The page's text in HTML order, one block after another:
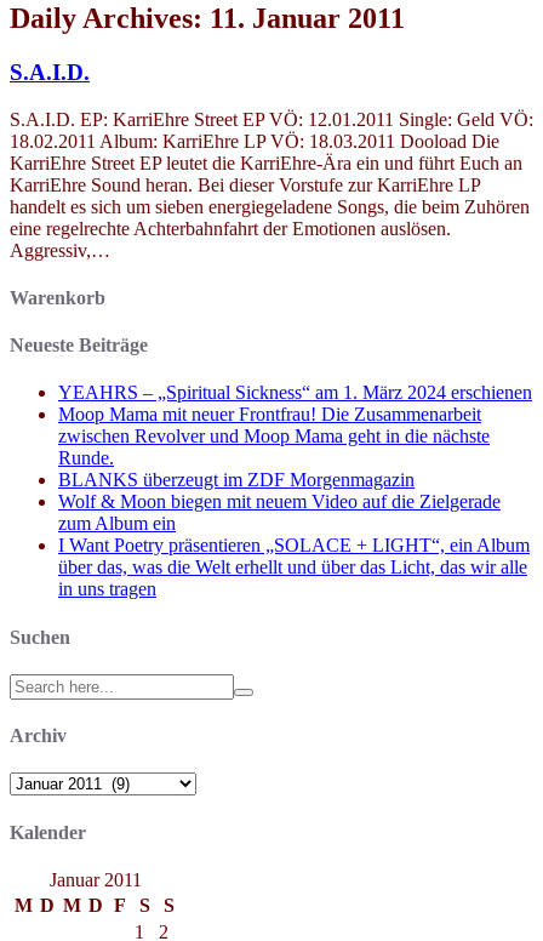
Daily Archives: 11. Januar 2011
S.A.I.D.
S.A.I.D. EP: KarriEhre Street EP VÖ: 12.01.2011 Single: Geld VÖ:
18.02.2011 Album: KarriEhre LP VÖ: 18.03.2011 Dooload Die
KarriEhre Street EP leutet die KarriEhre-Ära ein und führt Euch an
KarriEhre Sound heran. Bei dieser Vorstufe zur KarriEhre LP
handelt es sich um sieben energiegeladene Songs, die beim Zuhören
eine regelrechte Achterbahnfahrt der Emotionen auslösen.
Aggressiv,…
Warenkorb
Neueste Beiträge
YEAHRS – „Spiritual Sickness“ am 1. März 2024 erschienen
Moop Mama mit neuer Frontfrau! Die Zusammenarbeit
zwischen Revolver und Moop Mama geht in die nächste
Runde.
BLANKS überzeugt im ZDF Morgenmagazin
Wolf & Moon biegen mit neuem Video auf die Zielgerade
zum Album ein
I Want Poetry präsentieren „SOLACE + LIGHT“, ein Album
über das, was die Welt erhellt und über das Licht, das wir alle
in uns tragen
Suchen
Search
for:
Archiv
Archiv
Kalender
Januar 2011
M D M D F S
S
1
2